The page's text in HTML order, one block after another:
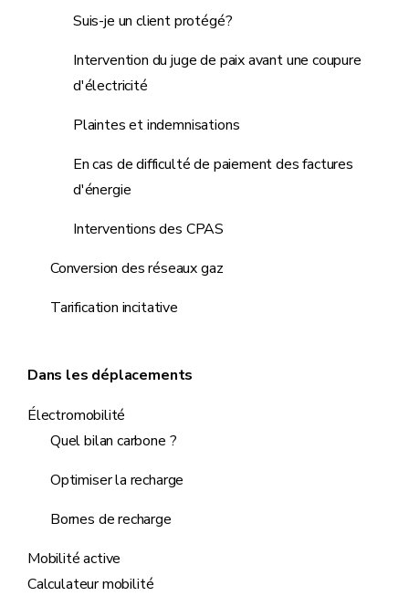
Suis-je un client protégé?
Intervention du juge de paix avant une coupure
d'électricité
Plaintes et indemnisations
En cas de difficulté de paiement des factures
d'énergie
Interventions des CPAS
Conversion des réseaux gaz
Tarification incitative
Dans les déplacements
Électromobilité
Quel bilan carbone ?
Optimiser la recharge
Bornes de recharge
Mobilité active
Calculateur mobilité